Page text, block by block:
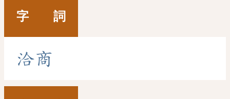
字 詞
洽商